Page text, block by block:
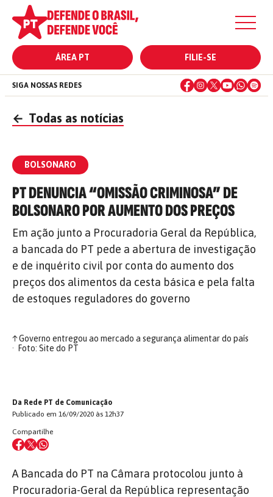
ÁREA PT FILIE-SE
SIGA NOSSAS REDES
← Todas as notícias
BOLSONARO
PT DENUNCIA “OMISSÃO CRIMINOSA” DE
BOLSONARO POR AUMENTO DOS PREÇOS
Em ação junto a Procuradoria Geral da República,
a bancada do PT pede a abertura de investigação
e de inquérito civil por conta do aumento dos
preços dos alimentos da cesta básica e pela falta
de estoques reguladores do governo
↑Governo entregou ao mercado a segurança alimentar do país
Foto: Site do PT
Da Rede PT de Comunicação
Publicado em 16/09/2020 às 12h37
Compartilhe
A Bancada do PT na Câmara protocolou junto à
Procuradoria-Geral da República representação